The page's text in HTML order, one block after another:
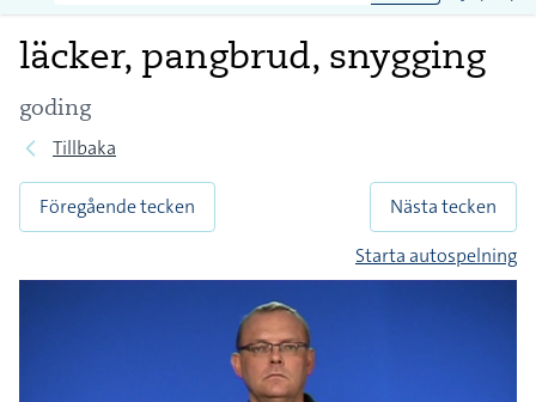
läcker, pangbrud, snygging
goding
Tillbaka
Föregående tecken
Nästa tecken
Starta autospelning